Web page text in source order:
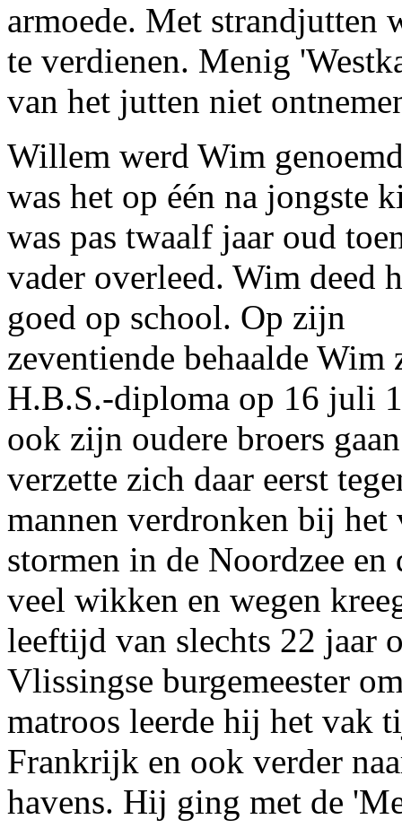
armoede. Met strandjutten
te verdienen. Menig
van het jutten niet
Willem werd Wim
was het op één na jongste
was pas twaalf jaar oud
vader overleed. Wim deed
goed op school. Op zijn
zeventiende behaalde Wim
H.B.S.-diploma op 16 juli
ook zijn oudere broers
verzette zich daar eerst
mannen verdronken bij
stormen in de Noordzee
veel wikken en wegen
leeftijd van slechts 22 jaar
Vlissingse burgemeester
matroos leerde hij het vak
Frankrijk en ook verder
havens. Hij ging met de